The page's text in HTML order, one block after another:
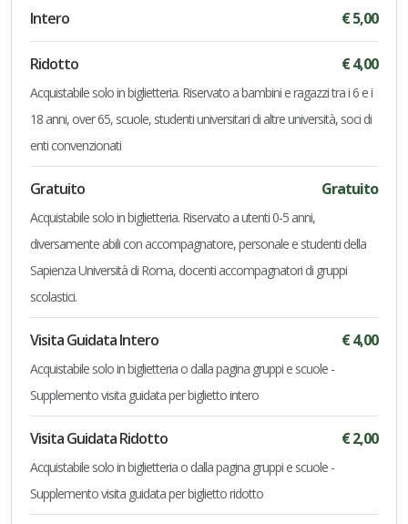
Intero € 5,00
Ridotto € 4,00
Acquistabile solo in biglietteria. Riservato a bambini e ragazzi tra i 6 e i
18 anni, over 65, scuole, studenti universitari di altre università, soci di
enti convenzionati
Gratuito Gratuito
Acquistabile solo in biglietteria. Riservato a utenti 0-5 anni,
diversamente abili con accompagnatore, personale e studenti della
Sapienza Università di Roma, docenti accompagnatori di gruppi
scolastici.
Visita Guidata Intero € 4,00
Acquistabile solo in biglietteria o dalla pagina gruppi e scuole -
Supplemento visita guidata per biglietto intero
Visita Guidata Ridotto € 2,00
Acquistabile solo in biglietteria o dalla pagina gruppi e scuole -
Supplemento visita guidata per biglietto ridotto